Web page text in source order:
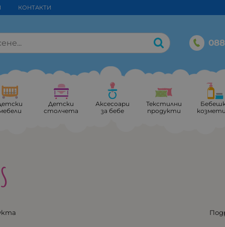
КОНТАКТИ
Детски
столчета
Аксесоари
за бебе
Текстилни
продукти